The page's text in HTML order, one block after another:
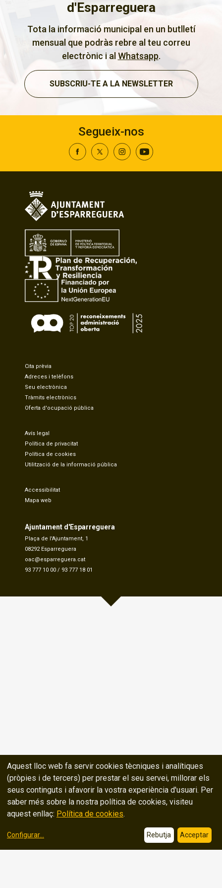
d'Esparreguera
Tota la informació municipal en un butlletí
mensual que podràs rebre al teu correu
electrònic i al Whatsapp.
SUBSCRIU-TE A LA NEWSLETTER
Segueix-nos
Cita prèvia
Adreces i telèfons
Seu electrònica
Tràmits electrònics
Oferta d'ocupació pública
Avís legal
Política de privacitat
Política de cookies
Utilització de la informació pública
Accessibilitat
Mapa web
Ajuntament d'Esparreguera
Plaça de l'Ajuntament, 1
08292 Esparreguera
oac@esparreguera.cat
93 777 10 00 / 93 777 18 01
Aquest lloc web fa servir cookies tècniques i analítiques
(pròpies i de tercers) per prestar el seu servei, millorar els
seus continguts i afavorir la vostra experiència d'usuari. Per
saber més sobre la nostra política de cookies, visiteu
aquest enllaç: Política de cookies.
Configurar... Rebutja Acceptar